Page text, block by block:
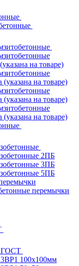
на товаре)
на товаре)
на товаре)
на товаре)
2ПБ
3ПБ
5ПБ
перемычки
ГОСТ
3ВР1 100x100мм